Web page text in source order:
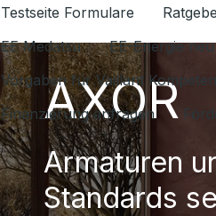
Testseite Formulare
EE Medatsu
EE-Energie neu
Vorgaben für Vaillant
Finanzierung anfragen
AXOR
Armaturen
Standards